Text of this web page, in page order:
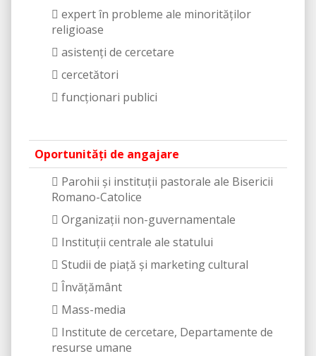
 expert în probleme ale minorităților
religioase
 asistenți de cercetare
 cercetători
 funcționari publici
Oportunităţi de angajare
 Parohii şi instituţii pastorale ale Bisericii
Romano-Catolice
 Organizații non-guvernamentale
 Instituţii centrale ale statului
 Studii de piaţă şi marketing cultural
 Învățământ
 Mass-media
 Institute de cercetare, Departamente de
resurse umane